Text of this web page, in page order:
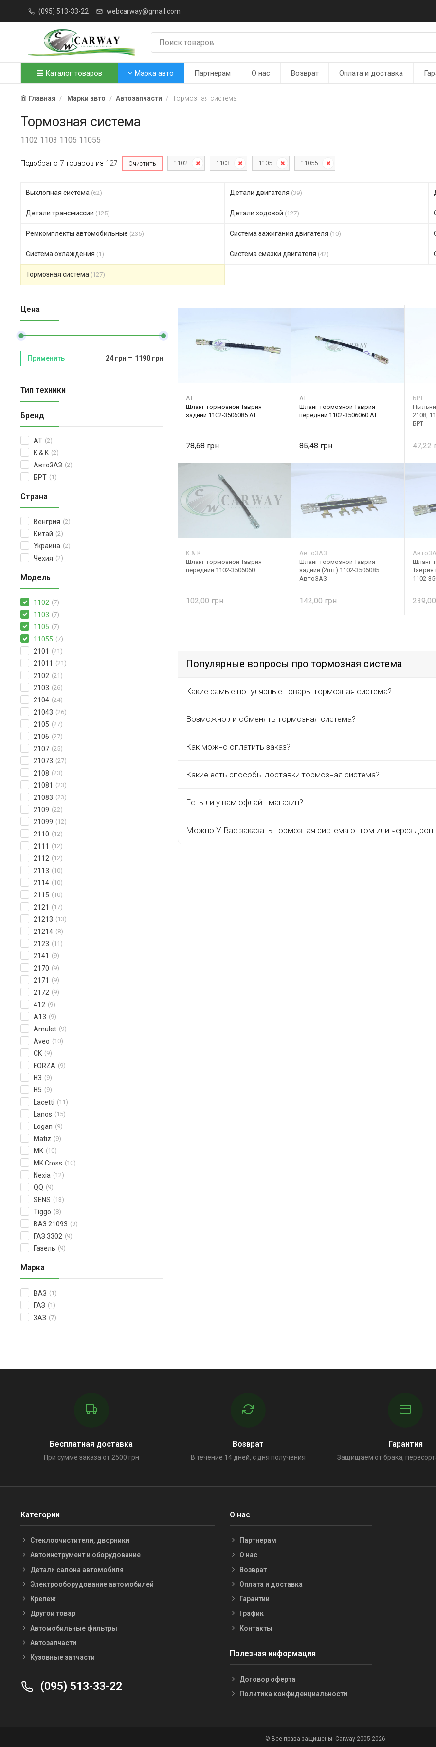
(095) 513-33-22 webcarway@gmail.com
Каталог товаров Марка авто Партнерам О нас Возврат Оплата и доставка
Главная Марки авто Автозапчасти Тормозная система
Тормозная система
1102 1103 1105 11055
Подобрано 7 товаров из 127 Очистить 1102 1103 1105 11055
Выхлопная система (62) Детали двигателя (39)
Детали трансмиссии (125) Детали ходовой (127)
Ремкомплекты автомобильные (235) Система зажигания двигателя (10)
Система охлаждения (1) Система смазки двигателя (42)
Тормозная система (127)
Цена
Применить 24грн – 1190грн
Тип техники
Бренд
AT (2)
K & K (2)
АвтоЗАЗ (2)
БРТ (1)
Страна
Венгрия (2)
Китай (2)
Украина (2)
Чехия (2)
Модель
1102 (7)
1103 (7)
1105 (7)
11055 (7)
2101 (21)
21011 (21)
2102 (21)
2103 (26)
2104 (24)
21043 (26)
2105 (27)
2106 (27)
2107 (25)
21073 (27)
2108 (23)
21081 (23)
21083 (23)
2109 (22)
21099 (12)
2110 (12)
2111 (12)
2112 (12)
2113 (10)
2114 (10)
2115 (10)
2121 (17)
21213 (13)
21214 (8)
2123 (11)
2141 (9)
2170 (9)
2171 (9)
2172 (9)
412 (9)
A13 (9)
Amulet (9)
Aveo (10)
CK (9)
FORZA (9)
H3 (9)
H5 (9)
Lacetti (11)
Lanos (15)
Logan (9)
Matiz (9)
MK (10)
MK Cross (10)
Nexia (12)
QQ (9)
SENS (13)
Tiggo (8)
ВАЗ 21093 (9)
ГАЗ 3302 (9)
Газель (9)
Марка
ВАЗ (1)
ГАЗ (1)
ЗАЗ (7)
AT
Шланг тормозной Таврия
задний 1102-3506085 AT
78,68
AT
Шланг тормозной Таврия
передний 1102-3506060 AT
85,48
БРТ
2108,
БРТ
47,22
K & K
Шланг тормозной Таврия
передний 1102-3506060
102,00
АвтоЗАЗ
Шланг тормозной Таврия
задний (2шт) 1102-3506085
АвтоЗАЗ
142,00
Шланг
Таврия
1102-
239,00
Популярные вопросы про тормозная система
Какие самые популярные товары тормозная система?
Возможно ли обменять тормозная система?
Как можно оплатить заказ?
Какие есть способы доставки тормозная система?
Есть ли у вам офлайн магазин?
Можно У Вас заказать тормозная система оптом или через
Бесплатная доставка
При сумме заказа от 2500 грн
Возврат
В течение 14 дней, с дня получения
Гарантия
Защищаем от брака,
Категории
Стеклоочистители, дворники
Автоинструмент и оборудование
Детали салона автомобиля
Электрооборудование автомобилей
Крепеж
Другой товар
Автомобильные фильтры
Автозапчасти
Кузовные запчасти
(095) 513-33-22
О нас
Партнерам
О нас
Возврат
Оплата и доставка
Гарантии
График
Контакты
Полезная информация
Договор оферта
Политика конфиденциальности
© Все права защищены. Carway 2005-2026.